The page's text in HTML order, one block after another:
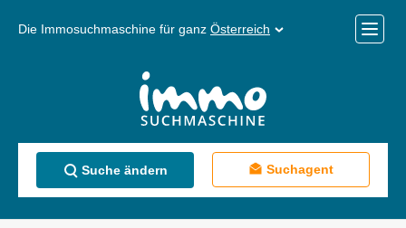
Die Immosuchmaschine für ganz Österreich
Menü
Suche ändern Suchagent